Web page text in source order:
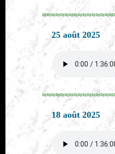
25 août 2025
18 août 2025